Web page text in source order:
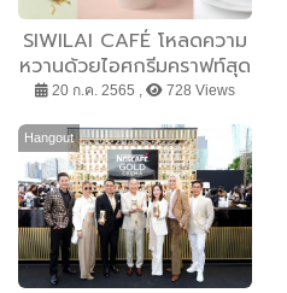
SIWILAI CAFÉ โหลดความ
หวานด้วยไอศกรีมคราฟท์สุด
ครีเอทีฟจาก YORA ในรูป
ถ้วย
20 ก.ค. 2565 , 728 Views
Hangout